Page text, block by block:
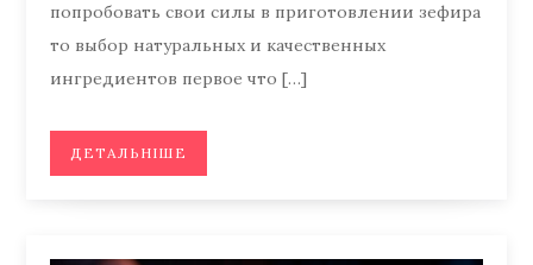
попробовать свои силы в приготовлении зефира
то выбор натуральных и качественных
ингредиентов первое что […]
ДЕТАЛЬНІШЕ